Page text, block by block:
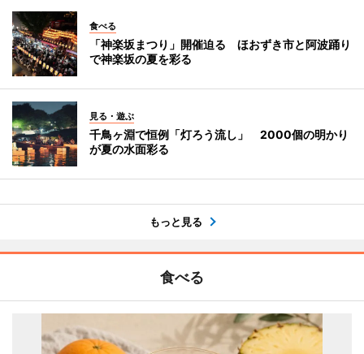
食べる
「神楽坂まつり」開催迫る ほおずき市と阿波踊り
で神楽坂の夏を彩る
見る・遊ぶ
千鳥ヶ淵で恒例「灯ろう流し」 2000個の明かり
が夏の水面彩る
もっと見る
食べる